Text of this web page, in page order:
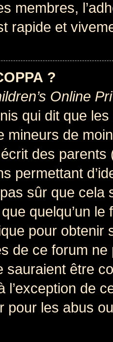
membres,
rapide et
?
Online
qui dit que
mineurs de
des parents
permettant
sûr que
quelqu’un
pour obtenir
de ce forum
sauraient être
l’exception de
pour les abus